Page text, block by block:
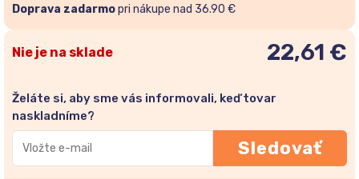
Doprava zadarmopri nákupe nad 36.90 €
Nie je na sklade 22,61 €
Želáte si, aby sme vás informovali, keď tovar
naskladníme?
Sledovať